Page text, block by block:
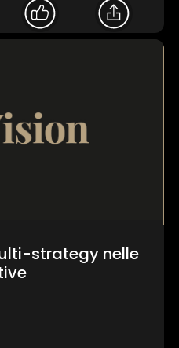
strategy nelle